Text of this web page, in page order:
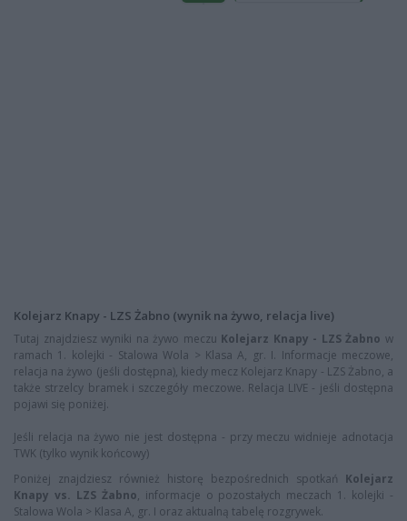
Kolejarz Knapy - LZS Żabno (wynik na żywo, relacja live)
Tutaj znajdziesz wyniki na żywo meczu Kolejarz Knapy - LZS Żabno w
ramach 1. kolejki - Stalowa Wola > Klasa A, gr. I. Informacje meczowe,
relacja na żywo (jeśli dostępna), kiedy mecz Kolejarz Knapy - LZS Żabno, a
także strzelcy bramek i szczegóły meczowe. Relacja LIVE - jeśli dostępna
pojawi się poniżej.
Jeśli relacja na żywo nie jest dostępna - przy meczu widnieje adnotacja
TWK (tylko wynik końcowy)
Poniżej znajdziesz również historę bezpośrednich spotkań Kolejarz
Knapy vs. LZS Żabno, informacje o pozostałych meczach 1. kolejki -
Stalowa Wola > Klasa A, gr. I oraz aktualną tabelę rozgrywek.